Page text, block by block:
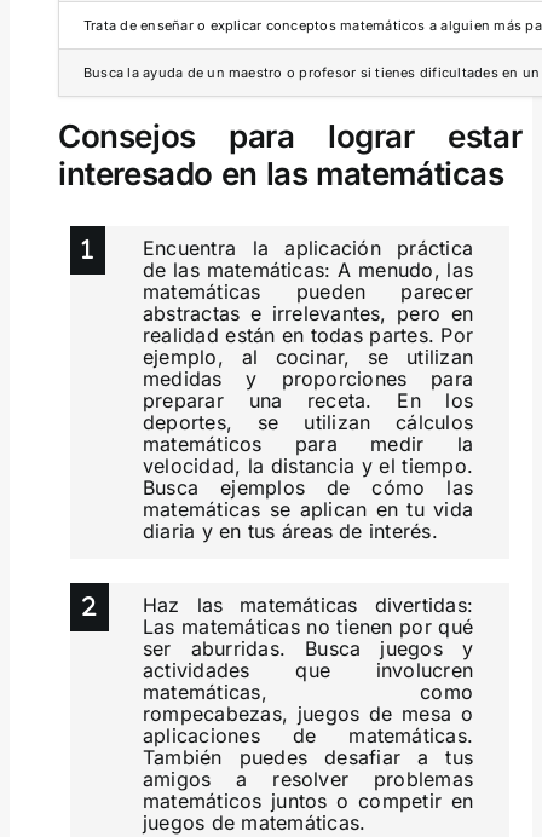
Trata de enseñar o explicar conceptos matemáticos a alguien más
Busca la ayuda de un maestro o profesor si tienes dificultades en
Consejos para lograr estar
interesado en las matemáticas
Encuentra la aplicación práctica
de las matemáticas: A menudo, las
matemáticas pueden parecer
abstractas e irrelevantes, pero en
realidad están en todas partes. Por
ejemplo, al cocinar, se utilizan
medidas y proporciones para
preparar una receta. En los
deportes, se utilizan cálculos
matemáticos para medir la
velocidad, la distancia y el tiempo.
Busca ejemplos de cómo las
matemáticas se aplican en tu vida
diaria y en tus áreas de interés.
Haz las matemáticas divertidas:
Las matemáticas no tienen por qué
ser aburridas. Busca juegos y
actividades que involucren
matemáticas, como
rompecabezas, juegos de mesa o
aplicaciones de matemáticas.
También puedes desafiar a tus
amigos a resolver problemas
matemáticos juntos o competir en
juegos de matemáticas.